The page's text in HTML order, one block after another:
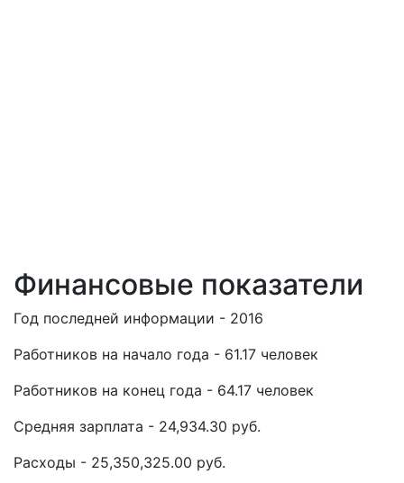
Финансовые показатели
Год последней информации - 2016
Работников на начало года - 61.17 человек
Работников на конец года - 64.17 человек
Средняя зарплата - 24,934.30 руб.
Расходы - 25,350,325.00 руб.